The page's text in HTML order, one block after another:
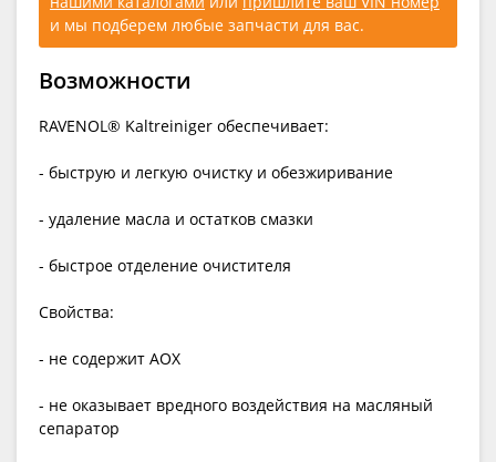
и мы подберем любые запчасти для вас.
Возможности
RAVENOL® Kaltreiniger обеспечивает:
- быструю и легкую очистку и обезжиривание
- удаление масла и остатков смазки
- быстрое отделение очистителя
Свойства:
- не содержит AOX
- не оказывает вредного воздействия на масляный
сепаратор